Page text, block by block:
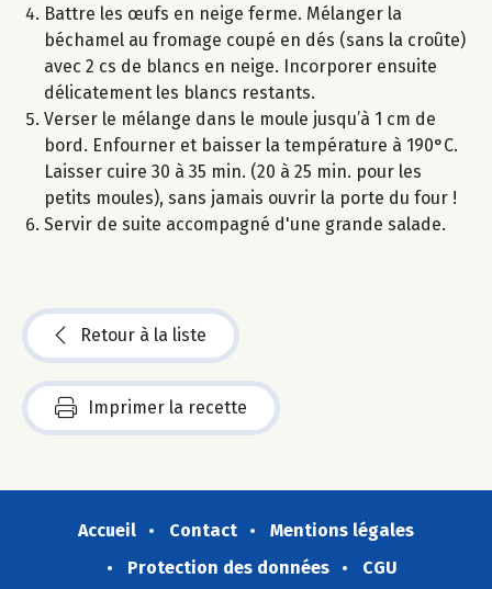
Battre les œufs en neige ferme. Mélanger la
béchamel au fromage coupé en dés (sans la croûte)
avec 2 cs de blancs en neige. Incorporer ensuite
délicatement les blancs restants.
Verser le mélange dans le moule jusqu’à 1 cm de
bord. Enfourner et baisser la température à 190°C.
Laisser cuire 30 à 35 min. (20 à 25 min. pour les
petits moules), sans jamais ouvrir la porte du four !
Servir de suite accompagné d'une grande salade.
Retour à la liste
Imprimer la recette
Accueil Contact
Mentions légales
Protection des données
CGU